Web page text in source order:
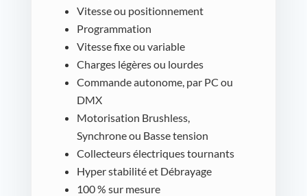
Vitesse ou positionnement
Programmation
Vitesse fixe ou variable
Charges légères ou lourdes
Commande autonome, par PC ou
DMX
Motorisation Brushless,
Synchrone ou Basse tension
Collecteurs électriques tournants
Hyper stabilité et Débrayage
100 % sur mesure